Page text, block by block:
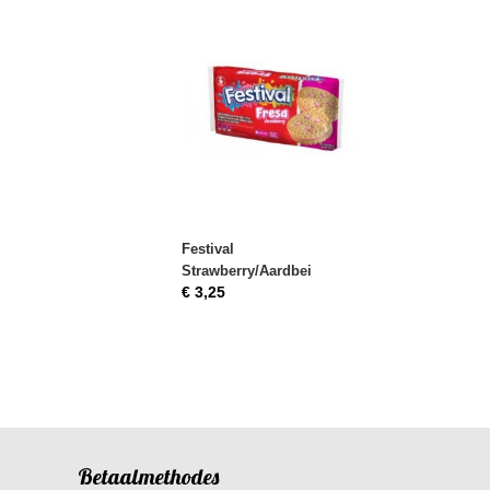
Festival
Strawberry/Aardbei
€ 3,25
Betaalmethodes